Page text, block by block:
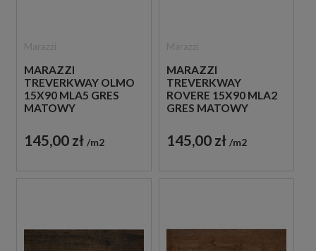
MARAZZI
TREVERKWAY OLMO
15X90 MLA5 GRES
MATOWY
145,00 zł m2
MARAZZI
TREVERKWAY
ROVERE 15X90 MLA2
GRES MATOWY
145,00 zł m2